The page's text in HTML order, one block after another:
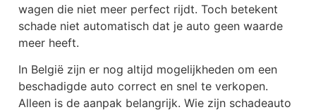
wagen die niet meer perfect rijdt. Toch betekent
schade niet automatisch dat je auto geen waarde
meer heeft.
In België zijn er nog altijd mogelijkheden om een
beschadigde auto correct en snel te verkopen.
Alleen is de aanpak belangrijk. Wie zijn schadeauto